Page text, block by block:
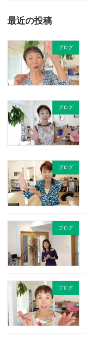
最近の投稿
ブログ
ブログ
ブログ
ブログ
ブログ